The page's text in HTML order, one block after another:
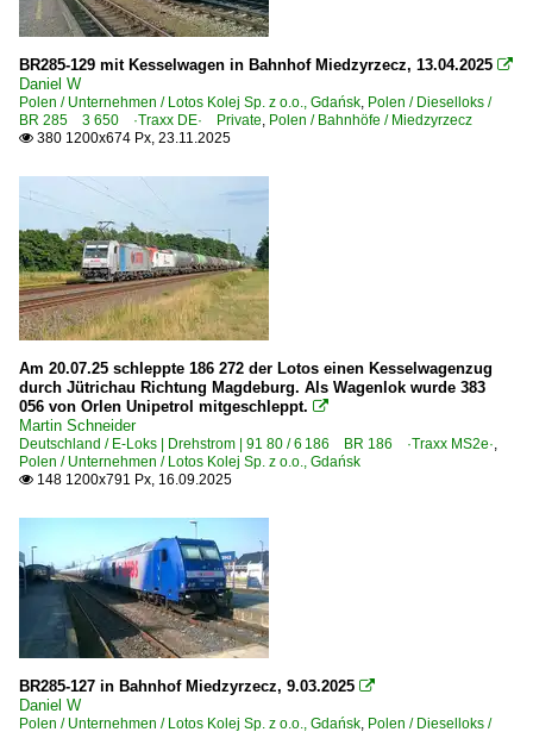
BR 182 · ET 182 3 150 Skoda
BR 5 370 · E 186 ·Traxx MS2e· Private
BR 5 370 · E 193 ·Vectron MS· 'X4EA' Private
BR E6ACTab 3 260 ·Dragon 2·
EU07 5 140
EU45 · 5 170 · E 189 ·ES 64 F4·
Güterverkehr
Gemischte Güterzüge
Kessel- und Silozüge
Zementzüge
Güterwagen
4 | Gattung S | Flachwagen mit Drehgestellen in
ORLEN KolTrans Sp. z o.o. ·ORKOL·
Rail Polska Sp. Z.o.o. ·RAILP·
BR285-129 mit Kesselwagen in Bahnhof Miedzyrzecz, 13.04.2025 
Daniel W
Polen / Unternehmen / Lotos Kolej Sp. z o.o., Gdańsk, Polen / Dieselloks /
BR 285 3 650 ·Traxx DE· Private, Polen / Bahnhöfe / Miedzyrzecz
 380 1200x674 Px, 23.11.2025
Am 20.07.25 schleppte 186 272 der Lotos einen Kesselwagenzug
durch Jütrichau Richtung Magdeburg. Als Wagenlok wurde 383
056 von Orlen Unipetrol mitgeschleppt. 
Martin Schneider
Deutschland / E-Loks | Drehstrom | 91 80 / 6 186 BR 186 ·Traxx MS2e·,
Polen / Unternehmen / Lotos Kolej Sp. z o.o., Gdańsk
 148 1200x791 Px, 16.09.2025
BR285-127 in Bahnhof Miedzyrzecz, 9.03.2025 
Daniel W
Polen / Unternehmen / Lotos Kolej Sp. z o.o., Gdańsk, Polen / Dieselloks /